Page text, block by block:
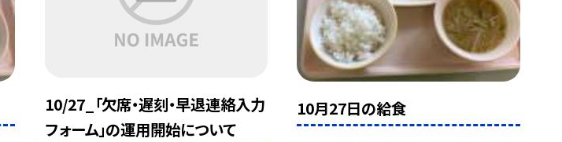
10/27_「欠席・遅刻・早退連絡入力
フォーム」の運用開始について
10月27日の給食